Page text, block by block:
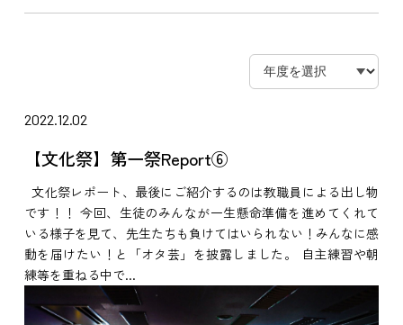
2022.12.02
【文化祭】第一祭Report⑥
文化祭レポート、最後にご紹介するのは教職員による出し物
です！！ 今回、生徒のみんなが一生懸命準備を進めてくれて
いる様子を見て、先生たちも負けてはいられない！みんなに感
動を届けたい！と「オタ芸」を披露しました。 自主練習や朝
練等を重ねる中で...